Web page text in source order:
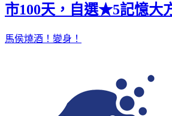
市100天，自選★5記憶大
馬侯燒酒！變身！